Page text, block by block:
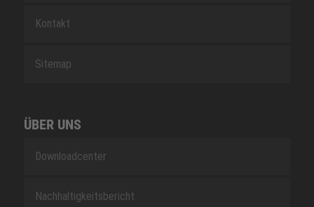
Kontakt
Sitemap
ÜBER UNS
Downloadcenter
Nachhaltigkeitsbericht